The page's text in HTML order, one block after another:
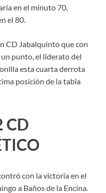
en el minuto 70,
el 80.
CD Jabalquinto que con
punto, el liderato del
esta cuarta derrota
posición de la tabla
CD
con la victoria en el
a Baños de la Encina.